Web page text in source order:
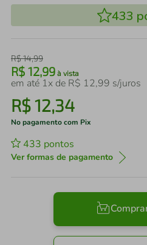
433
R$14,99
R$ 12,99 à vista
em até 1x de R$ 12,99 s/juros
R$12,34
No pagamento com Pix
433 pontos
Ver formas de pagamento